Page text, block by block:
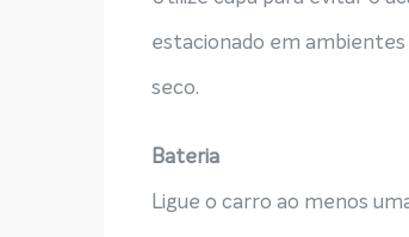
estacionado em
seco.
Bateria
Ligue o carro ao menos